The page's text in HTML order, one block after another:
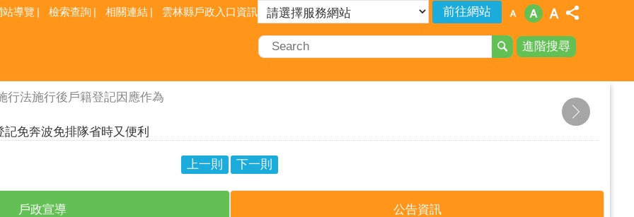
站導覽 檢索查詢 相關連結 雲林縣戶政入口資訊網
進階搜尋
提供週六延長服務、平日夜間預約服務及預約假日結婚登記
免奔波免排隊省時又便利
上一則 下一則
戶政宣導 公告資訊